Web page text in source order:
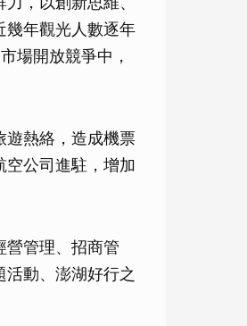
幾年觀光人數逐年
場開放競爭中，
遊熱絡，造成機票
空公司進駐，增加
營管理、招商管
動、澎湖好行之